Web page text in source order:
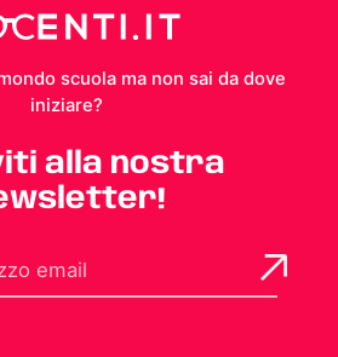
scuola ma non sai da dove
iniziare?
alla nostra